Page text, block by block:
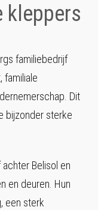
kleppers
familiebedrijf
familiale
Dit
bijzonder sterke
Belisol en
en deuren. Hun
een sterk